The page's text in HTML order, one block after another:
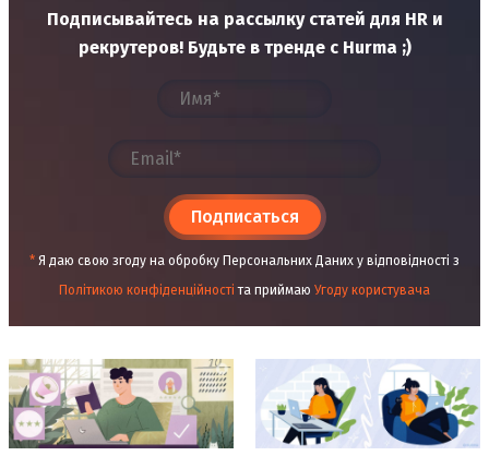
Подписывайтесь на рассылку статей для HR и
рекрутеров! Будьте в тренде с Hurma ;)
Подписаться
* Я даю свою згоду на обробку Персональних Даних у відповідності з
Політикою конфіденційності та приймаю Угоду користувача